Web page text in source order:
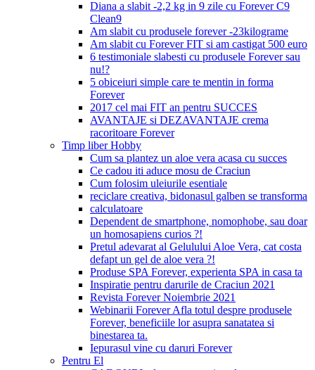
Diana a slabit -2,2 kg in 9 zile cu Forever C9
Clean9
Am slabit cu produsele forever -23kilograme
Am slabit cu Forever FIT si am castigat 500 euro
6 testimoniale slabesti cu produsele Forever sau
nu!?
5 obiceiuri simple care te mentin in forma
Forever
2017 cel mai FIT an pentru SUCCES
AVANTAJE si DEZAVANTAJE crema
racoritoare Forever
Timp liber Hobby
Cum sa plantez un aloe vera acasa cu succes
Ce cadou iti aduce mosu de Craciun
Cum folosim uleiurile esentiale
reciclare creativa, bidonasul galben se transforma
calculatoare
Dependent de smartphone, nomophobe, sau doar
un homosapiens curios ?!
Pretul adevarat al Gelulului Aloe Vera, cat costa
defapt un gel de aloe vera ?!
Produse SPA Forever, experienta SPA in casa ta
Inspiratie pentru darurile de Craciun 2021
Revista Forever Noiembrie 2021
Webinarii Forever Afla totul despre produsele
Forever, beneficiile lor asupra sanatatea si
binestarea ta.
Iepurasul vine cu daruri Forever
Pentru El